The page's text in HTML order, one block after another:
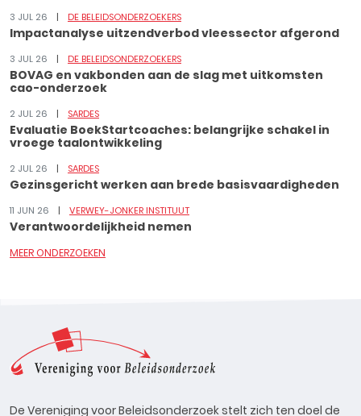
3 JUL 26 DE BELEIDSONDERZOEKERS
Impactanalyse uitzendverbod vleessector afgerond
3 JUL 26 DE BELEIDSONDERZOEKERS
BOVAG en vakbonden aan de slag met uitkomsten
cao-onderzoek
2 JUL 26 SARDES
Evaluatie BoekStartcoaches: belangrijke schakel in
vroege taalontwikkeling
2 JUL 26 SARDES
Gezinsgericht werken aan brede basisvaardigheden
11 JUN 26 VERWEY-JONKER INSTITUUT
Verantwoordelijkheid nemen
MEER ONDERZOEKEN
De Vereniging voor Beleidsonderzoek stelt zich ten doel de